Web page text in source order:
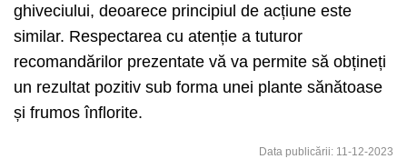
ghiveciului, deoarece principiul de acțiune este
similar. Respectarea cu atenție a tuturor
recomandărilor prezentate vă va permite să obțineți
un rezultat pozitiv sub forma unei plante sănătoase
și frumos înflorite.
Data publicării: 11-12-2023